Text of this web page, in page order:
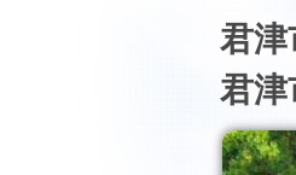
君津
君津